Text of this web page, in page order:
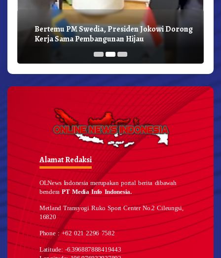
Bertemu PM Swedia, Presiden Jokowi Dorong
Kerja Sama Pembangunan Hijau
Alamat Redaksi
OLNews Indonesia merupakan portal berita dibawah
benderaPT Media Info Indonesia.
Metland Transyogi Ruko Sport Center No.2 Cileungsi,
16820
Phone : +62 021 2296 7582
Latitude: -6.396887888419443